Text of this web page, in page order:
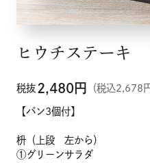
ヒウチステーキ
税抜 2,480円 （税込2,678
【パン3個付】
枡（上段 左から）
①グリーンサラダ